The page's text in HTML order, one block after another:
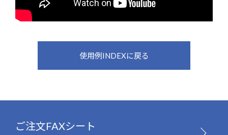
使用例INDEXに戻る
ご注文FAXシート